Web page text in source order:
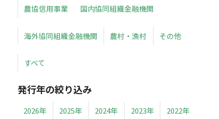
農協信用事業 国内協同組織金融機関
海外協同組織金融機関 農村・漁村 その他
すべて
発行年の絞り込み
2026年 2025年 2024年 2023年 2022年